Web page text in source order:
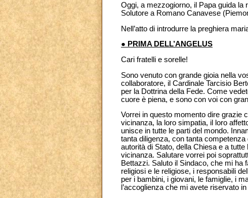
Oggi, a mezzogiorno, il Papa guida la
Solutore a Romano Canavese
Nell’atto di introdurre la preghiera
● PRIMA DELL’ANGELUS
Cari fratelli e sorelle!
Sono venuto con grande gioia nella
collaboratore, il Cardinale Tarcisio
per la Dottrina della Fede. Come
cuore è piena, e sono con voi con
Vorrei in questo momento dire grazie
vicinanza, la loro simpatia, il loro
unisce in tutte le parti del mondo.
tanta diligenza, con tanta
autorità di Stato, della Chiesa e a
vicinanza. Salutare vorrei poi
Bettazzi. Saluto il Sindaco, che mi ha
religiosi e le religiose, i responsabili
per i bambini, i giovani, le famiglie, i
l’accoglienza che mi avete riservato